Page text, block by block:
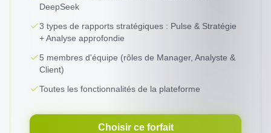
DeepSeek
3 types de rapports stratégiques : Pulse & Stratégie
+ Analyse approfondie
5 membres d'équipe (rôles de Manager, Analyste &
Client)
Toutes les fonctionnalités de la plateforme
Choisir ce forfait